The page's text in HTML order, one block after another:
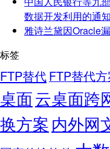
数据开发利用的通知
雅诗兰黛因Oracle
标签
FTP替代FTP替代
桌面云桌面跨
换方案内外网